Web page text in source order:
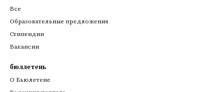
Все
Образовательные предложения
Стипендии
Вакансии
бюллетень
О Бьюлетене